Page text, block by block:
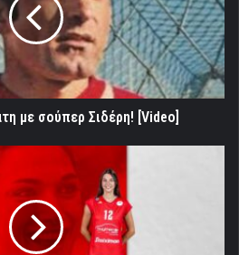
με σούπερ Σιδέρη! [Video]